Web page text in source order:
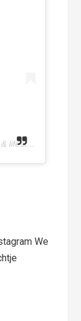
Een bericht gedeeld door Family, fun & lifestyle blog (@olivettepuntnl)
We